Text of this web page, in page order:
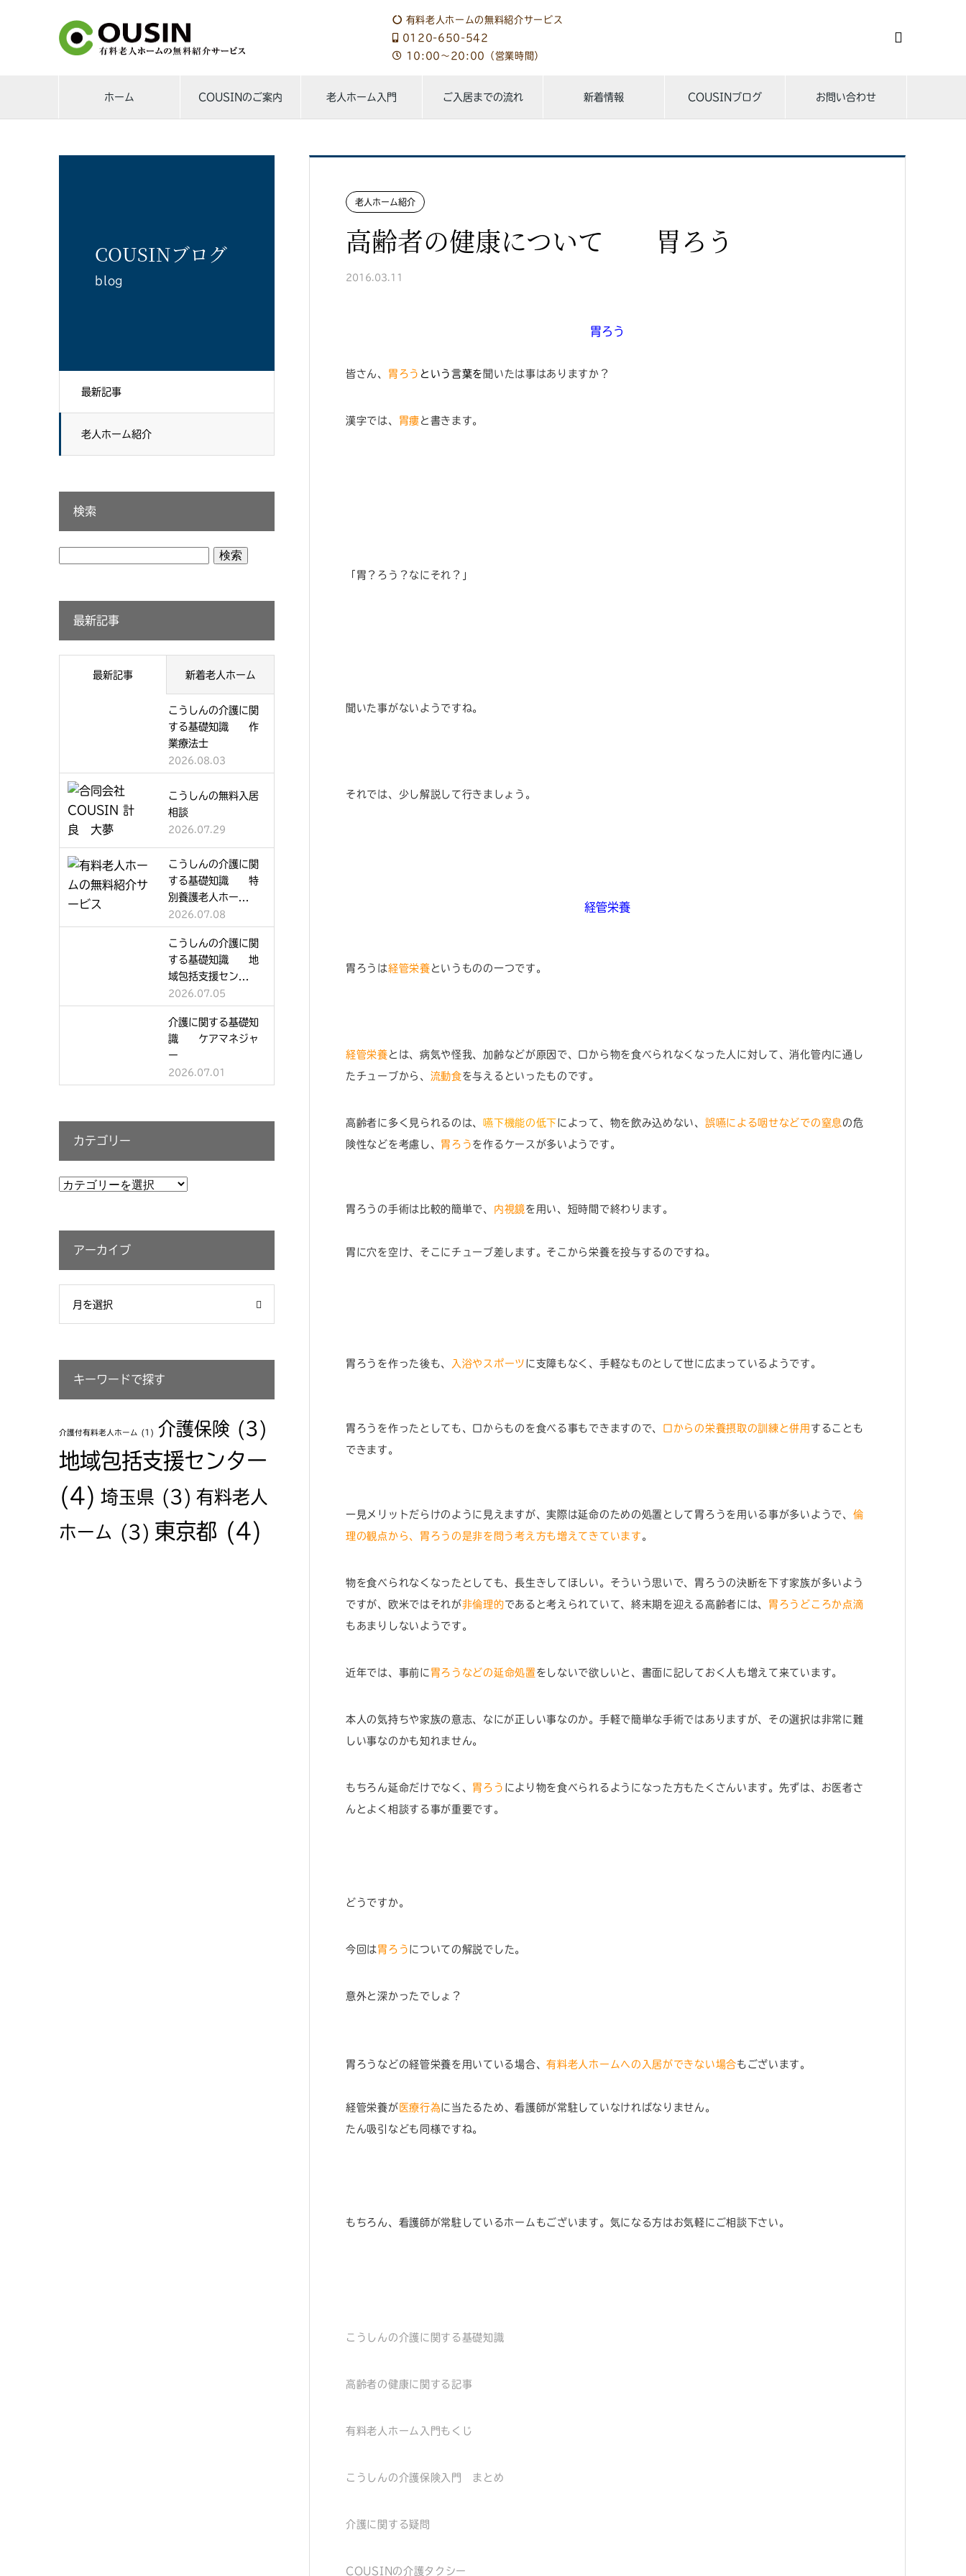
有料老人ホームの無料紹介サービス
0120-650-542
10:00～20:00（営業時間）

ホーム COUSINのご案内 老人ホーム入門 ご入居までの流れ 新着情報 COUSINブログ お問い合わせ
COUSINブログ
blog
最新記事
老人ホーム紹介
老人ホーム紹介
高齢者の健康について 胃ろう
2016.03.11
胃ろう
皆さん、 胃ろう という言葉を 聞いたは事はありますか？
漢字では、 胃瘻 と書きます。
「胃？ろう？なにそれ？」
聞いた事がないようですね。
それでは、少し解説して行きましょう。
経管栄養
胃ろうは経管栄養 というものの一つです。
経管栄養 とは、病気や怪我、加齢などが原因で、口から物を食べられなくなった人に対して、消化管内に通し
たチューブから、 流動食を与えるといったものです。
高齢者に多く見られるのは、 嚥下機能の低下によって、物を飲み込めない、 誤嚥による咽せなどでの窒息 の危
険性などを考慮し、 胃ろう を作るケースが多いようです。
胃ろうの手術は比較的簡単で、 内視鏡を用い、短時間で終わります。
胃に穴を空け、そこにチューブ差します。そこから栄養を投与するのですね。
胃ろうを作った後も、 入浴やスポーツ に支障もなく、手軽なものとして世に広まっているようです。
胃ろうを作ったとしても、口からものを食べる事もできますので、 口からの栄養摂取の訓練と併用 することも
できます。
一見メリットだらけのように見えますが、実際は延命のための処置として胃ろうを用いる事が多いようで、 倫
理の観点から、胃ろうの是非を問う考え方も増えてきています 。
物を食べられなくなったとしても、長生きしてほしい。そういう思いで、胃ろうの決断を下す家族が多いよう
ですが、欧米ではそれが非倫理的であると考えられていて、終末期を迎える高齢者には、 胃ろうどころか点滴
もあまりしないようです。
近年では、事前に 胃ろうなどの延命処置をしないで欲しいと、書面に記しておく人も増えて来ています。
本人の気持ちや家族の意志、なにが正しい事なのか。手軽で簡単な手術ではありますが、その選択は非常に難
しい事なのかも知れません。
もちろん延命だけでなく、 胃ろう により物を食べられるようになった方もたくさんいます。先ずは、お医者さ
んとよく相談する事が重要です。
どうですか。
今回は 胃ろう についての解説でした。
意外と深かったでしょ？
胃ろうなどの経管栄養を用いている場合、有料老人ホームへの入居ができない場合もございます。
経管栄養が 医療行為に当たるため、看護師が常駐していなければなりません。
たん吸引なども同様ですね。
もちろん、看護師が常駐しているホームもございます。気になる方はお気軽にご相談下さい。
こうしんの介護に関する基礎知識
高齢者の健康に関する記事
有料老人ホーム入門もくじ
こうしんの介護保険入門 まとめ
介護に関する疑問
COUSINの介護タクシー
検索
最新記事
最新記事 新着老人ホーム
こうしんの介護に関
する基礎知識 作
業療法士
2026.08.03
こうしんの無料入居
相談
2026.07.29
こうしんの介護に関
する基礎知識 特
別養護老人ホー...
2026.07.08
こうしんの介護に関
する基礎知識 地
域包括支援セン...
2026.07.05
介護に関する基礎知
識 ケアマネジャ
ー
2026.07.01
カテゴリー
カ
アーカイブ
月を選択
キーワードで探す
介護付有料老人ホーム (1) 介護保険 (3)
地域包括支援センター
(4) 埼玉県 (3) 有料老人
ホーム (3) 東京都 (4)